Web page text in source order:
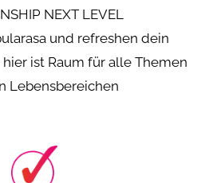
NEXT LEVEL
und refreshen dein
ist Raum für alle Themen
Lebensbereichen